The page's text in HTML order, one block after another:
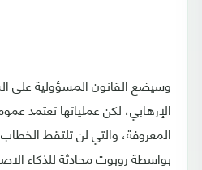
وسيضع القانون المسؤولية على
الإرهابي، لكن عملياتها تعتمد
المعروفة، والتي لن تلتقط
بواسطة روبوت محادثة للذكاء